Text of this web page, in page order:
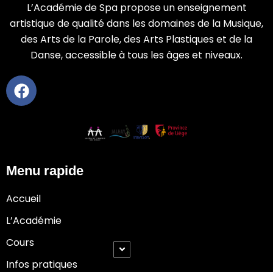
L’Académie de Spa propose un enseignement
artistique de qualité dans les domaines de la Musique,
des Arts de la Parole, des Arts Plastiques et de la
Danse, accessible à tous les âges et niveaux.
Menu rapide
Accueil
L’Académie
Cours
Infos pratiques